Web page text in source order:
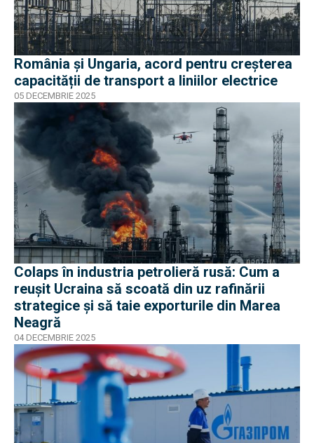
România şi Ungaria, acord pentru creșterea
capacității de transport a liniilor electrice
05 DECEMBRIE 2025
Colaps în industria petrolieră rusă: Cum a
reușit Ucraina să scoată din uz rafinării
strategice și să taie exporturile din Marea
Neagră
04 DECEMBRIE 2025